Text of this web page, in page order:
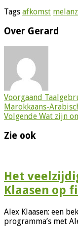
Tags afkomst
Over Gerard
Voorgaand
Marokkaans-
Volgende Wat zijn
Zie ook
Het
Klaasen op
Alex Klaasen: een
programma’s met